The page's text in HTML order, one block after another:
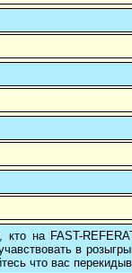
кто на FAST-
в
что вас